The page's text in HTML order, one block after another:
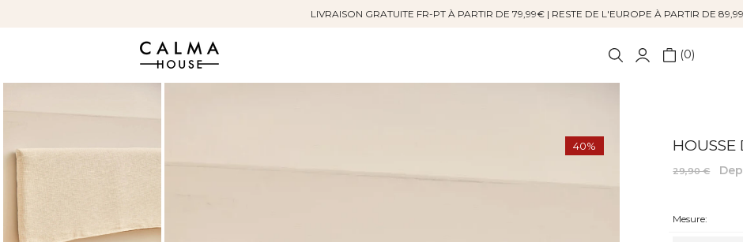
LIVRAISON GRATUITE FR-PT À PARTIR DE 79,99€ | RESTE DE L'EUROPE À PARTIR DE
0
40% HOUSSE
29,90 €
Mesure: